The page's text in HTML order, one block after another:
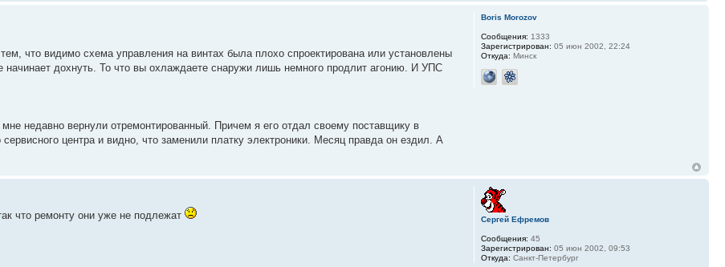
что видимо схема управления на винтах была плохо спроектирована или установлены
дохнуть. То что вы охлаждаете снаружи лишь немного продлит агонию. И УПС
недавно вернули отремонтированный. Причем я его отдал своему поставщику в
центра и видно, что заменили платку электроники. Месяц правда он ездил. А
Boris Morozov
Сообщения: 1333
Зарегистрирован: 05 июн 2002, 22:24
Откуда: Минск
что ремонту они уже не подлежат Сергей Ефремов
Сообщения: 45
Зарегистрирован: 05 июн 2002, 09:53
Откуда: Санкт-Петербург